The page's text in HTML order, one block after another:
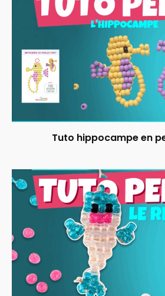
Tuto hippocampe en